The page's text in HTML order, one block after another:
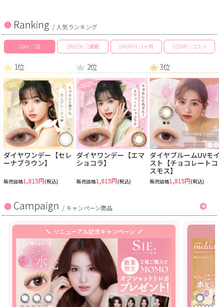
Ranking / 人気ランキング
1DAY / 1日 2WEEK / 2週間 1MONTH / 1ヶ月 COSME / コスメ
1位
ダイヤワンデー【セレ
ーナブラウン】
販売価格1,815円(税込)
2位
ダイヤワンデー【エマ
ショコラ】
販売価格1,815円(税込)
3位
ダイヤブルームUVモ
スト【チョコレートコ
スモス】
販売価格1,815円(税込)
Campaign / キャンペーン商品
リニューアル記念キャンペーン